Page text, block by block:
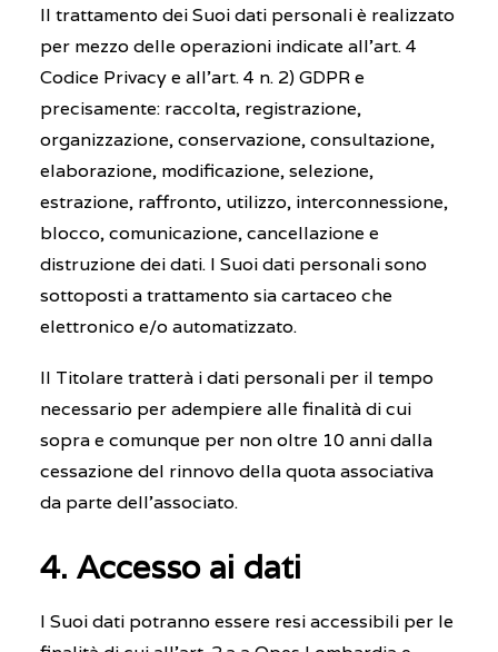
Il trattamento dei Suoi dati personali è realizzato
per mezzo delle operazioni indicate all’art. 4
Codice Privacy e all’art. 4 n. 2) GDPR e
precisamente: raccolta, registrazione,
organizzazione, conservazione, consultazione,
elaborazione, modificazione, selezione,
estrazione, raffronto, utilizzo, interconnessione,
blocco, comunicazione, cancellazione e
distruzione dei dati. I Suoi dati personali sono
sottoposti a trattamento sia cartaceo che
elettronico e/o automatizzato.
Il Titolare tratterà i dati personali per il tempo
necessario per adempiere alle finalità di cui
sopra e comunque per non oltre 10 anni dalla
cessazione del rinnovo della quota associativa
da parte dell’associato.
4. Accesso ai dati
I Suoi dati potranno essere resi accessibili per le